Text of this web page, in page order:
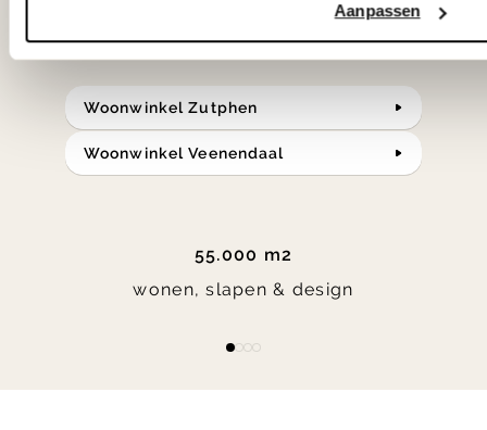
Aanpassen
Bekijk onze openingstijden en
bereken je route.
Woonwinkel Zutphen
Woonwinkel Veenendaal
55.000 m2
wonen, slapen & design